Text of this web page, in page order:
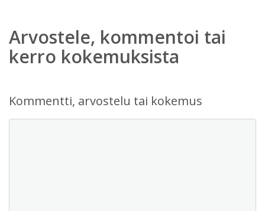
Arvostele, kommentoi tai
kerro kokemuksista
Kommentti, arvostelu tai kokemus